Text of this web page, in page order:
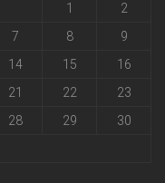
1
2
7 8
9
14 15
16
21 22
23
28 29
30